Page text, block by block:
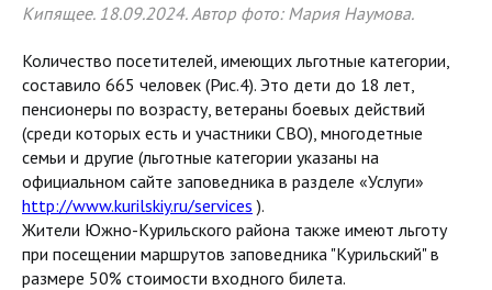
Кипящее. 18.09.2024. Автор фото: Мария Наумова.
Количество посетителей, имеющих льготные категории,
составило 665 человек (Рис.4). Это дети до 18 лет,
пенсионеры по возрасту, ветераны боевых действий
(среди которых есть и участники СВО), многодетные
семьи и другие (льготные категории указаны на
официальном сайте заповедника в разделе «Услуги»
http://www.kurilskiy.ru/services ).
Жители Южно-Курильского района также имеют льготу
при посещении маршрутов заповедника "Курильский" в
размере 50% стоимости входного билета.